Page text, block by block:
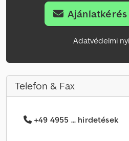
Adatvédelmi
Telefon & Fax
+49 4955 ... hirdetések